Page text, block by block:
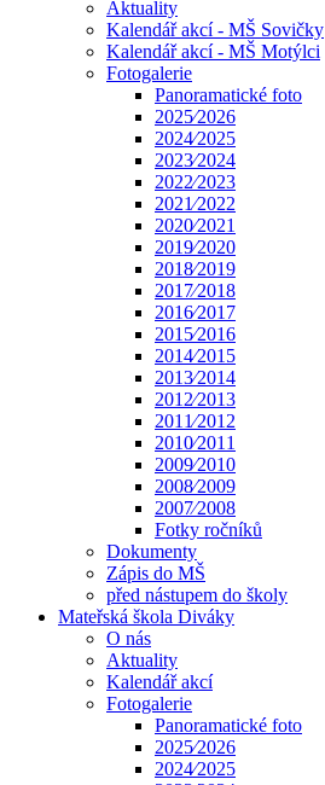
Aktuality
Kalendář akcí - MŠ Sovičky
Kalendář akcí - MŠ Motýlci
Fotogalerie
Panoramatické foto
2025⁄2026
2024⁄2025
2023⁄2024
2022⁄2023
2021⁄2022
2020⁄2021
2019⁄2020
2018⁄2019
2017⁄2018
2016⁄2017
2015⁄2016
2014⁄2015
2013⁄2014
2012⁄2013
2011⁄2012
2010⁄2011
2009⁄2010
2008⁄2009
2007⁄2008
Fotky ročníků
Dokumenty
Zápis do MŠ
před nástupem do školy
Mateřská škola Diváky
O nás
Aktuality
Kalendář akcí
Fotogalerie
Panoramatické foto
2025⁄2026
2024⁄2025